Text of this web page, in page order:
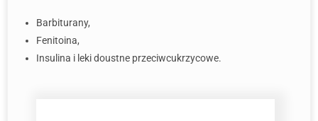
Barbiturany,
Fenitoina,
Insulina i leki doustne przeciwcukrzycowe.